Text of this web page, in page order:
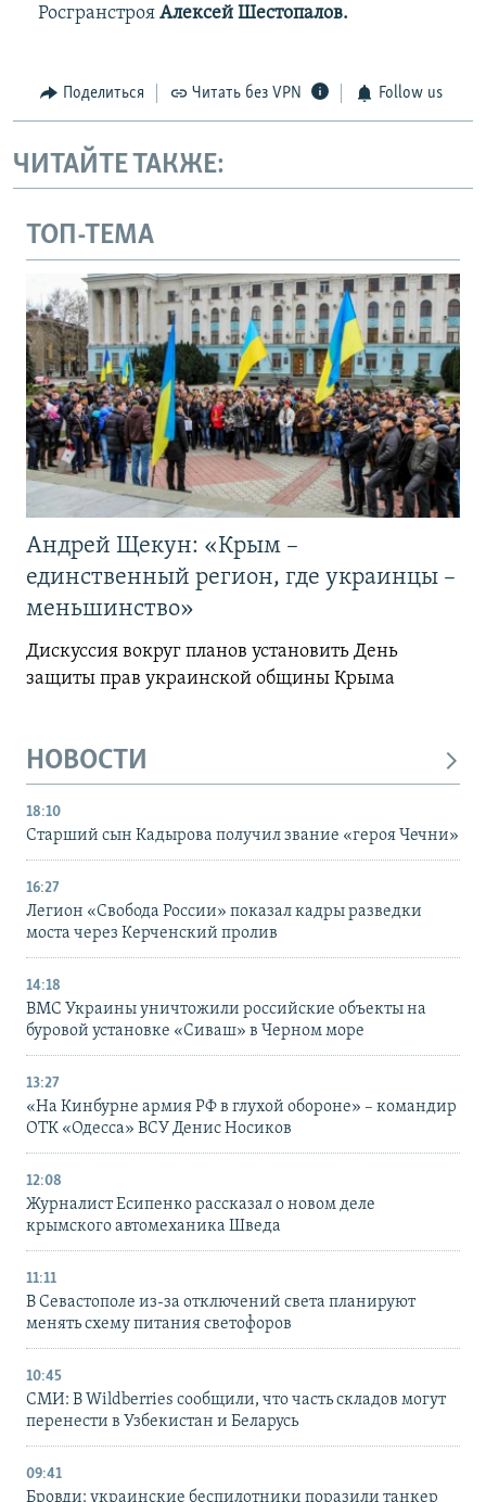
РосгранстрояАлексей Шестопалов.
Поделиться Читать без VPN Follow us
ЧИТАЙТЕ ТАКЖЕ:
ТОП-ТЕМА
Андрей Щекун: «Крым –
единственный регион, где украинцы –
меньшинство»
Дискуссия вокруг планов установить День
защиты прав украинской общины Крыма
НОВОСТИ
18:10
Старший сын Кадырова получил звание «героя Чечни»
16:27
Легион «Свобода России» показал кадры разведки
моста через Керченский пролив
14:18
ВМС Украины уничтожили российские объекты на
буровой установке «Сиваш» в Черном море
13:27
«На Кинбурне армия РФ в глухой обороне» – командир
ОТК «Одесса» ВСУ Денис Носиков
12:08
Журналист Есипенко рассказал о новом деле
крымского автомеханика Шведа
11:11
В Севастополе из-за отключений света планируют
менять схему питания светофоров
10:45
СМИ: В Wildberries сообщили, что часть складов могут
перенести в Узбекистан и Беларусь
09:41
Бровди: украинские беспилотники поразили танкер